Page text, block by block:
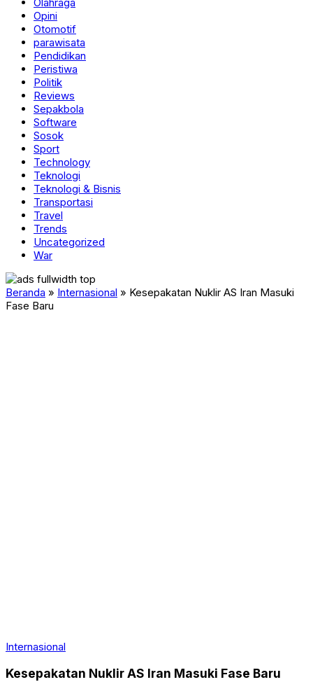
Opini
Otomotif
parawisata
Pendidikan
Peristiwa
Politik
Reviews
Sepakbola
Software
Sosok
Sport
Technology
Teknologi
Teknologi & Bisnis
Transportasi
Travel
Trends
Uncategorized
War
Beranda » Internasional » Kesepakatan Nuklir AS Iran Masuki
Fase Baru
Internasional
Kesepakatan Nuklir AS Iran Masuki Fase Baru